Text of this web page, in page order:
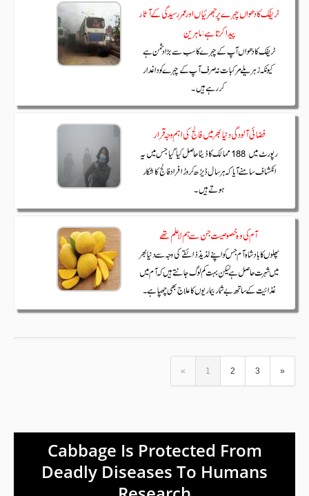
« 1 2 3 »
Cabbage Is Protected From
Deadly Diseases To Humans